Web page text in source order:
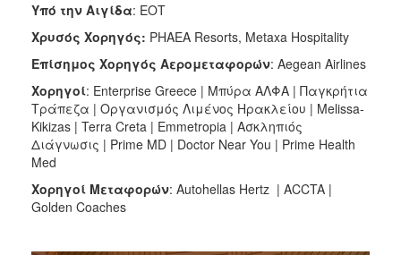
Υπό την Αιγίδα: ΕΟΤ
Χρυσός Χορηγός: PHAEA Resorts, Metaxa Hospitality
Επίσημος Χορηγός Αερομεταφορών: Aegean Airlines
Χορηγοί: Enterprise Greece | Μπύρα ΑΛΦΑ | Παγκρήτια
Τράπεζα | Οργανισμός Λιμένος Ηρακλείου | Melissa-
Kikizas | Terra Creta | Emmetropia | Ασκληπιός
Διάγνωσις | Prime MD | Doctor Near You | Prime Health
Med
Χορηγοί Μεταφορών: Autohellas Hertz | ACCTA |
Golden Coaches